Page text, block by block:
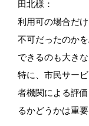
田北様：
利用可の場合だ
不可だったのか
できるのも大き
特に、市民サー
者機関による評
るかどうかは重要